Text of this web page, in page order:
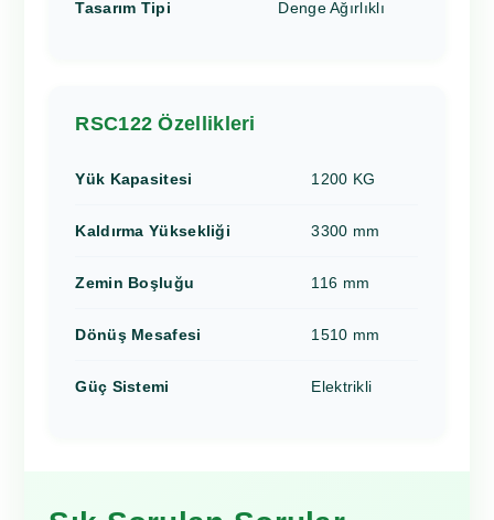
Tasarım Tipi Denge Ağırlıklı
RSC122 Özellikleri
Yük Kapasitesi 1200 KG
Kaldırma Yüksekliği 3300 mm
Zemin Boşluğu 116 mm
Dönüş Mesafesi 1510 mm
Güç Sistemi Elektrikli